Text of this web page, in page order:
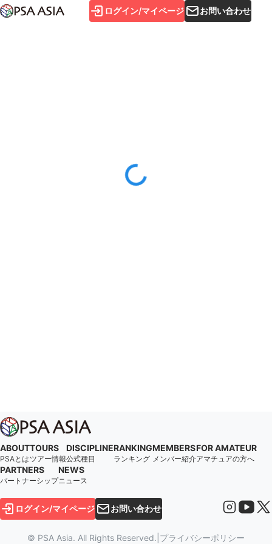
ログイン/マイページ お問い合わせ
ABOUT
PSAとは
TOURS
ツアー情報
DISCIPLINE
公式種目
RANKING
ランキング
MEMBERS
メンバー紹介
FOR AMATEUR
アマチュアの方へ
PARTNERS
パートナーシップ
NEWS
ニュース
ログイン/マイページ お問い合わせ
© PSA Asia. All Rights Reserved. プライバシーポリシー